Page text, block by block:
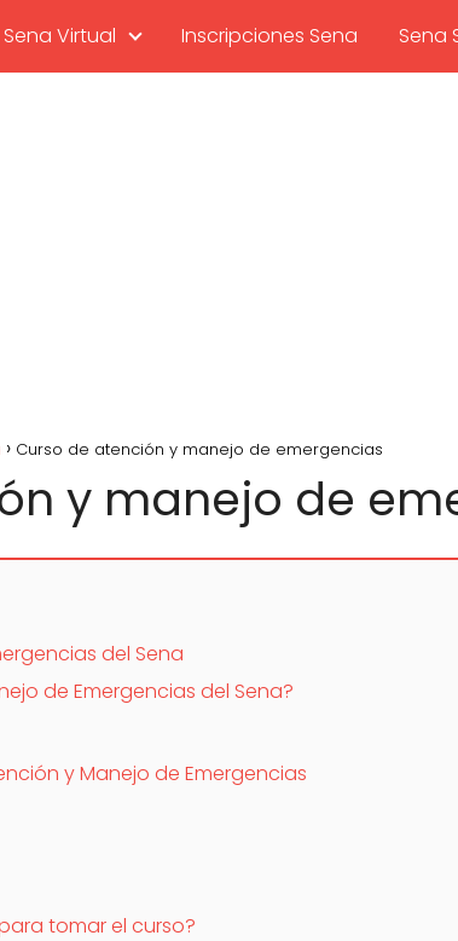
Sena Virtual Inscripciones Sena Sena
Curso de atención y manejo de emergencias
y manejo de
del Sena
de Emergencias del Sena?
y Manejo de Emergencias
tomar el curso?